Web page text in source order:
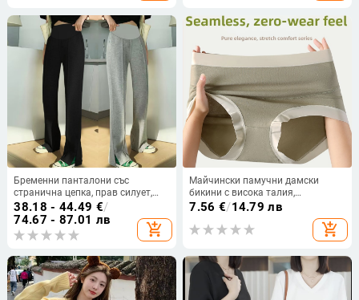
Бременни панталони със
странична цепка, прав силует,
опора за корема, подплатени с
полар, вискозно влакно
38.18 - 44.49 €/
74.67 - 87.01 лв
add_shopping_cart
Майчински памучни дамски
бикини с висока талия,
антибактериални и дишащи,
подпомагане на корема (памук
95–100%; подплата 100% памук;
тъкан: плетена; плътност 60
7.56 €/14.79 лв
add_shopping_cart